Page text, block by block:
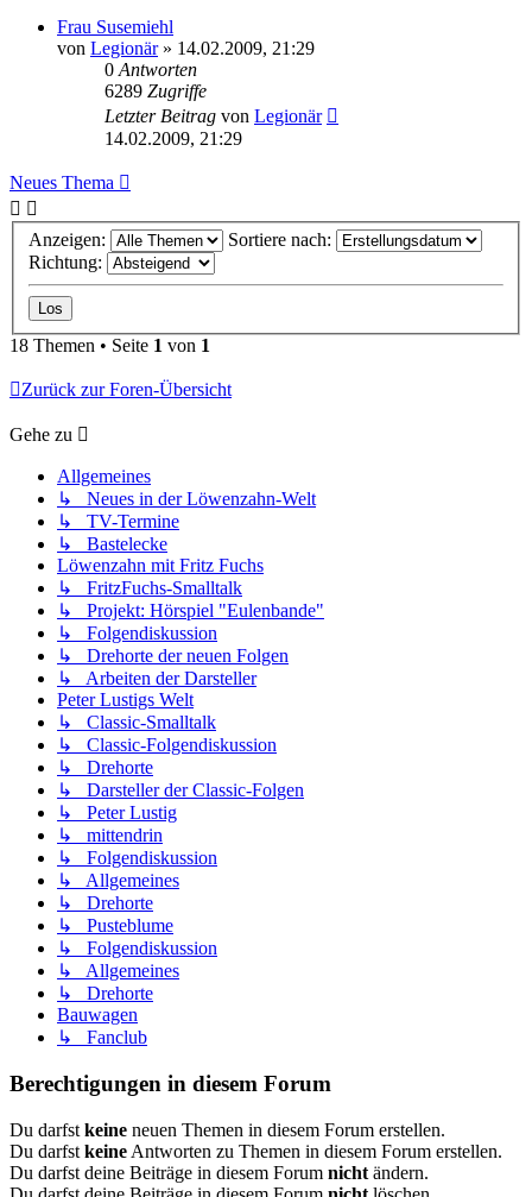
Frau Susemiehl
von Legionär» 14.02.2009, 21:29
0 Antworten
6289 Zugriffe
Letzter Beitrag von Legionär
14.02.2009, 21:29
Neues Thema
Anzeigen:
Sortiere nach:
Richtung:
18 Themen • Seite 1 von 1
Zurück zur Foren-Übersicht
Gehe zu
Allgemeines
↳ Neues in der Löwenzahn-Welt
↳ TV-Termine
↳ Bastelecke
Löwenzahn mit Fritz Fuchs
↳ FritzFuchs-Smalltalk
↳ Projekt: Hörspiel "Eulenbande"
↳ Folgendiskussion
↳ Drehorte der neuen Folgen
↳ Arbeiten der Darsteller
Peter Lustigs Welt
↳ Classic-Smalltalk
↳ Classic-Folgendiskussion
↳ Drehorte
↳ Darsteller der Classic-Folgen
↳ Peter Lustig
↳ mittendrin
↳ Folgendiskussion
↳ Allgemeines
↳ Drehorte
↳ Pusteblume
↳ Folgendiskussion
↳ Allgemeines
↳ Drehorte
Bauwagen
↳ Fanclub
Berechtigungen in diesem Forum
Du darfst keine neuen Themen in diesem Forum erstellen.
Du darfst keine Antworten zu Themen in diesem Forum erstellen.
Du darfst deine Beiträge in diesem Forum nicht ändern.